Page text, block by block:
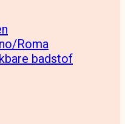
Roma
badstof